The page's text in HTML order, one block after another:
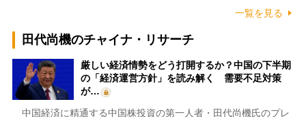
一覧を見る
田代尚機のチャイナ・リサーチ
厳しい経済情勢をどう打開するか？中国の下半期
の「経済運営方針」を読み解く 需要不足対策
が…
中国経済に精通する中国株投資の第一人者・田代尚機氏のプレ